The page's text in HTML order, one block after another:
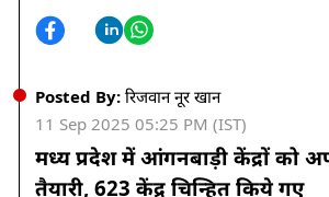
Posted By: रिजवान नूर खान
11 Sep 2025 05:25 PM (IST)
मध्य प्रदेश में आंगनबाड़ी केंद्रों को
तैयारी, 623 केंद्र चिन्हित किये गए